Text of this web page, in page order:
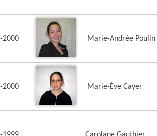
2000 Marie-Andrée Poulin
2000 Marie-Ève Cayer